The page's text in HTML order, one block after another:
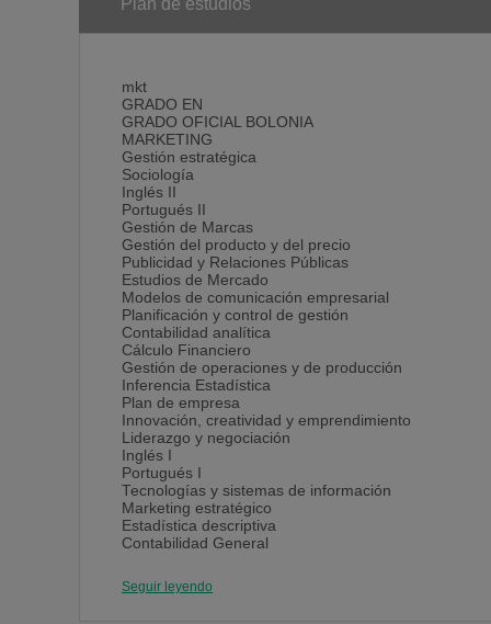
adquiridos y orientar el futuro profesional del
Plan de estudios
mkt
GRADO EN
GRADO OFICIAL BOLONIA
MARKETING
Gestión estratégica
Sociología
Inglés II
Portugués II
Gestión de Marcas
Gestión del producto y del precio
Publicidad y Relaciones Públicas
Estudios de Mercado
Modelos de comunicación empresarial
Planificación y control de gestión
Contabilidad analítica
Cálculo Financiero
Gestión de operaciones y de producción
Inferencia Estadística
Plan de empresa
Innovación, creatividad y emprendimiento
Liderazgo y negociación
Inglés I
Portugués I
Tecnologías y sistemas de información
Marketing estratégico
Estadística descriptiva
Contabilidad General
Derecho de la empresa
Microeconomía
Seguir leyendo